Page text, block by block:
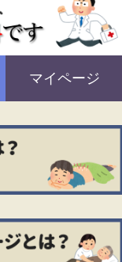
マイページ